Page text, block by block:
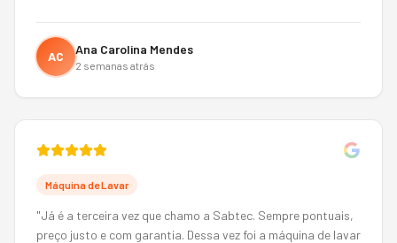
AC Ana Carolina Mendes
2 semanas atrás
Máquina de Lavar
"Já é a terceira vez que chamo a Sabtec. Sempre pontuais,
preço justo e com garantia. Dessa vez foi a máquina de lavar